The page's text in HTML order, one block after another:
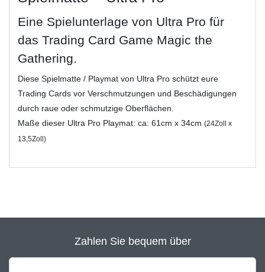
Eine Spielunterlage von Ultra Pro für
das Trading Card Game Magic the
Gathering.
Diese Spielmatte / Playmat von Ultra Pro schützt eure
Trading Cards vor Verschmutzungen und Beschädigungen
durch raue oder schmutzige Oberflächen.
Maße dieser Ultra Pro Playmat: ca: 61cm x 34cm (24Zoll x
13,5Zoll)
Zahlen Sie bequem über